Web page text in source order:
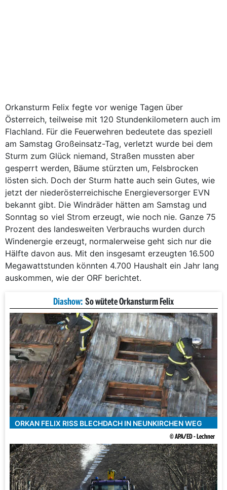
Orkansturm Felix fegte vor wenige Tagen über
Österreich, teilweise mit 120 Stundenkilometern auch im
Flachland. Für die Feuerwehren bedeutete das speziell
am Samstag Großeinsatz-Tag, verletzt wurde bei dem
Sturm zum Glück niemand, Straßen mussten aber
gesperrt werden, Bäume stürzten um, Felsbrocken
lösten sich. Doch der Sturm hatte auch sein Gutes, wie
jetzt der niederösterreichische Energieversorger EVN
bekannt gibt. Die Windräder hätten am Samstag und
Sonntag so viel Strom erzeugt, wie noch nie. Ganze 75
Prozent des landesweiten Verbrauchs wurden durch
Windenergie erzeugt, normalerweise geht sich nur die
Hälfte davon aus. Mit den insgesamt erzeugten 16.500
Megawattstunden könnten 4.700 Haushalt ein Jahr lang
auskommen, wie der ORF berichtet.
Diashow: So wütete Orkansturm Felix
ORKAN FELIX RISS BLECHDACH IN NEUNKIRCHEN WEG
© APA/ED - Lechner